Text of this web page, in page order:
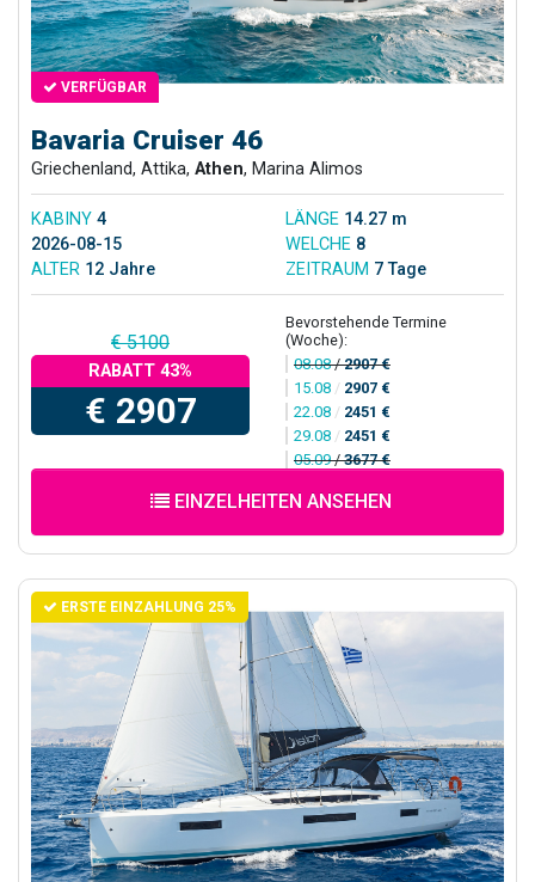
VERFÜGBAR
Bavaria Cruiser 46
Griechenland, Attika, Athen, Marina Alimos
KABINY 4 LÄNGE 14.27 m
2026-08-15
WELCHE 8
ALTER 12 Jahre ZEITRAUM 7 Tage
€ 5100
RABATT 43%
€ 2907
Bevorstehende Termine
(Woche):
08.08/2907 €
15.08 / 2907 €
22.08 / 2451 €
29.08 / 2451 €
05.09/3677 €
EINZELHEITEN ANSEHEN
ERSTE EINZAHLUNG 25%